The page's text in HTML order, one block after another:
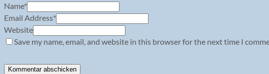
Name*
Email Address*
Website
Save my name, email, and website in this browser for the next time I